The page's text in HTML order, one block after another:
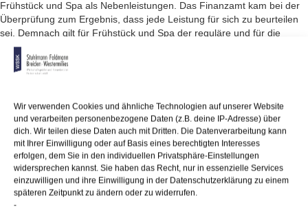
Wir verwenden Cookies und ähnliche Technologien auf unserer Website
und verarbeiten personenbezogene Daten (z.B. deine IP-Adresse) über
dich. Wir teilen diese Daten auch mit Dritten. Die Datenverarbeitung kann
mit Ihrer Einwilligung oder auf Basis eines berechtigten Interesses
erfolgen, dem Sie in den individuellen Privatsphäre-Einstellungen
widersprechen kannst. Sie haben das Recht, nur in essenzielle Services
einzuwilligen und ihre Einwilligung in der Datenschutzerklärung zu einem
späteren Zeitpunkt zu ändern oder zu widerrufen.
-
Frühstück und Spa als Nebenleistungen. Das Finanzamt kam bei der
Überprüfung zum Ergebnis, dass jede Leistung für sich zu beurteilen
sei. Demnach gilt für Frühstück und Spa der reguläre und für die
Vermietungsleistung der ermäßigte Steuersatz. In diesem Fall gelte
das nationale Aufteilungsgebot für Leistungen, die nicht unmittelbar
der Vermietung dienen.
Hotelbetreiber auf Aussetzung der Vollziehung zu, da die Rechtslage
zu der Thematik noch nicht eindeutig richterlich geklärt sei.
Zusatzleistungen, wie Frühstück oder Wellnessangebote, gehörten
nicht zur unmittelbaren Vermietungsleistung (Beherbergung).
Bis vor einigen Jahren galt es als unionskonform, dass Leistungen
dieser Art aufgeteilt und somit unterschiedlich besteuert werden. Der
Europäische Gerichtshof (EuGH) hat sich jedoch in der Rechtssache